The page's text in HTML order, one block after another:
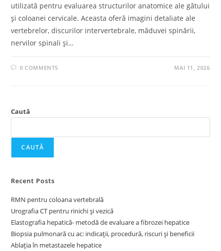
utilizată pentru evaluarea structurilor anatomice ale gâtului
și coloanei cervicale. Aceasta oferă imagini detaliate ale
vertebrelor, discurilor intervertebrale, măduvei spinării,
nervilor spinali și…
0 COMMENTS MAI 11, 2026
Caută
CAUTĂ
Recent Posts
RMN pentru coloana vertebrală
Urografia CT pentru rinichi și vezică
Elastografia hepatică- metodă de evaluare a fibrozei hepatice
Biopsia pulmonară cu ac: indicații, procedură, riscuri și beneficii
Ablația în metastazele hepatice